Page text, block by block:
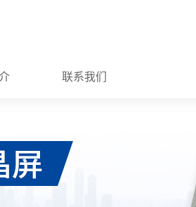
联系我们